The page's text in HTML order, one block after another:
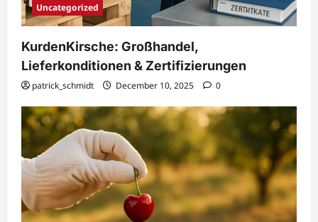
Uncategorized
KurdenKirsche: Großhandel,
Lieferkonditionen & Zertifizierungen
patrick_schmidt December 10, 2025 0